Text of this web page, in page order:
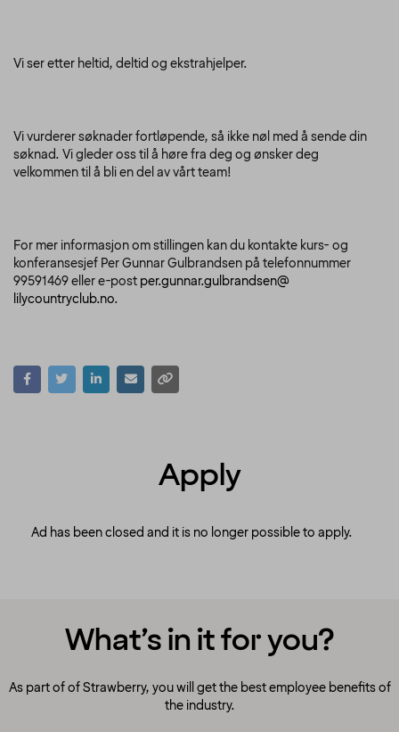
Vi ser etter heltid, deltid og ekstrahjelper.
Vi vurderer søknader fortløpende, så ikke nøl med å sende din
søknad. Vi gleder oss til å høre fra deg og ønsker deg
velkommen til å bli en del av vårt team!
For mer informasjon om stillingen kan du kontakte kurs- og
konferansesjef Per Gunnar Gulbrandsen på telefonnummer
99591469 eller e-post per.gunnar.gulbrandsen@
lilycountryclub.no.
Apply
Ad has been closed and it is no longer possible to apply.
What’s in it for you?
As part of of Strawberry, you will get the best employee benefits of
the industry.